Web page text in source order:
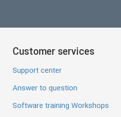
Customer services
Support center
Answer to question
Software training Workshops